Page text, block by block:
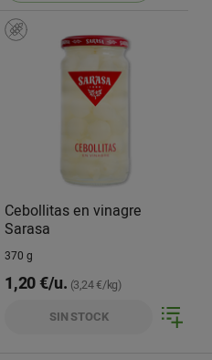
Cebollitas en vinagre
Sarasa
370 g
1,20 €/u. (3,24 €/kg)
SIN STOCK